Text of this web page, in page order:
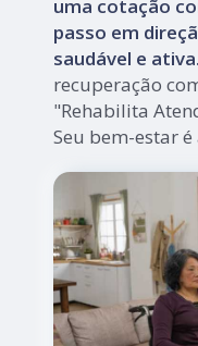
uma cotação
passo em
saudável e ativa.
recuperação
"Rehabilita
Seu bem-estar